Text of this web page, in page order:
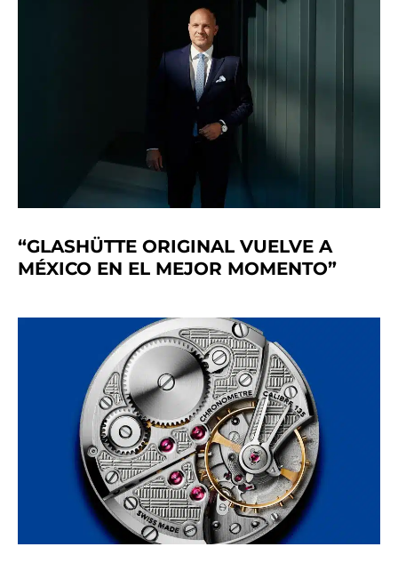
“GLASHÜTTE ORIGINAL VUELVE A
MÉXICO EN EL MEJOR MOMENTO”